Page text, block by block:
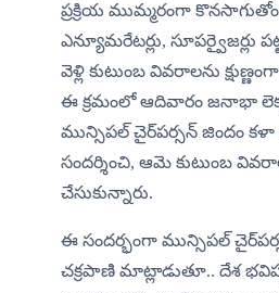
ప్రక్రియ ముమ్మరంగా
ఎన్యూమరేటర్లు, సూపర్వైజర్లు
వెళ్లి కుటుంబ వివరాలను
ఈ క్రమంలో ఆదివారం జనాభా
మున్సిపల్ చైర్‌పర్సన్ జిందం కళా చక్రపాణి నివాసాన్ని
సందర్శించి, ఆమె కుటుంబ
చేసుకున్నారు.
ఈ సందర్భంగా మున్సిపల్ చైర్‌పర్సన్ జిందం కళా
చక్రపాణి మాట్లాడుతూ.. దేశ